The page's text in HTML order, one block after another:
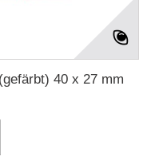
40 x 27 mm